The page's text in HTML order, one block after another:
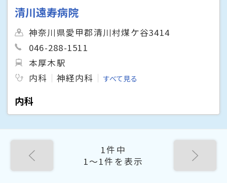
清川遠寿病院
神奈川県愛甲郡清川村煤ケ谷3414
046-288-1511
本厚木駅
内科
神経内科 すべて見る
内科
1件中
1〜1件を表示